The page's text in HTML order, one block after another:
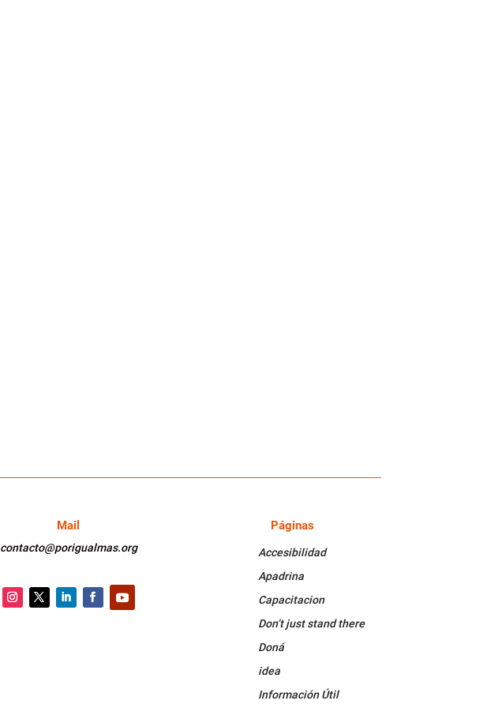
Mail
contacto@porigualmas.org
Facebook
Páginas
Accesibilidad
Apadrina
Capacitacion
Don’t just stand there
Doná
idea
Información Útil